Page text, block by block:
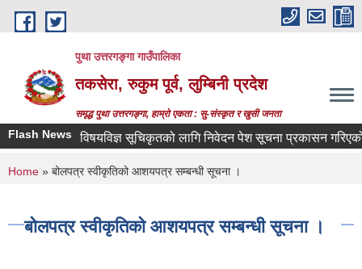
Skip to main content
पुथा उत्तरगङ्गा गाउँपालिका
तकसेरा, रुकुम पूर्व, लुम्बिनी प्रदेश
समृद्ध पुथा उत्तरगङ्गा, हाम्रो एकता : सु-संस्कृत र खुसी जनता
Flash Newsविषयविज्ञ सूचिकृतको लागि निवेदन पेश सूचना प्रकासन गरिएको बारे
You are here
Home » बोलपत्र स्वीकृतिको आशयपत्र सम्बन्धी सूचना ।
बोलपत्र स्वीकृतिको आशयपत्र सम्बन्धी सूचना ।